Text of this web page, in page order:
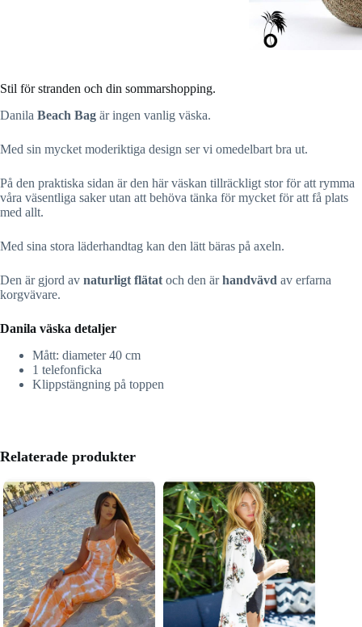
Stil för stranden och din sommarshopping.
Danila Beach Bag är ingen vanlig väska.
Med sin mycket moderiktiga design ser vi omedelbart bra ut.
På den praktiska sidan är den här väskan tillräckligt stor för att rymma
våra väsentliga saker utan att behöva tänka för mycket för att få plats
med allt.
Med sina stora läderhandtag kan den lätt bäras på axeln.
Den är gjord av naturligt flätat och den ärhandvävd av erfarna
korgvävare.
Danila väska detaljer
Mått: diameter 40 cm
1 telefonficka
Klippstängning på toppen
Relaterade produkter